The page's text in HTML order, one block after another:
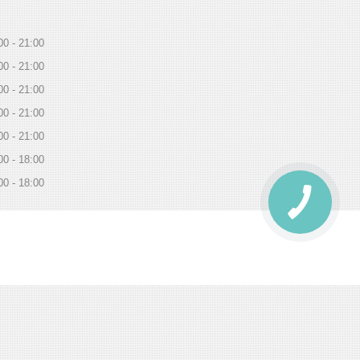
21:00
21:00
21:00
21:00
21:00
18:00
18:00